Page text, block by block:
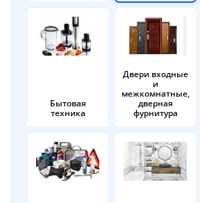
Бытовая
техника
Двери входные
и
межкомнатные,
дверная
фурнитура
об оплате Плайтом
недели
Остались вопросы?
8 800 302-02-51
plait.ru